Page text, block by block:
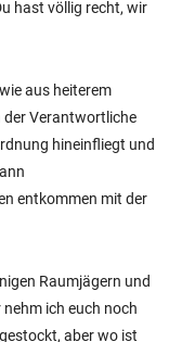
hast völlig recht, wir
aus heiterem
der Verantwortliche
hineinfliegt und
entkommen mit der
Raumjägern und
nehm ich euch noch
aber wo ist